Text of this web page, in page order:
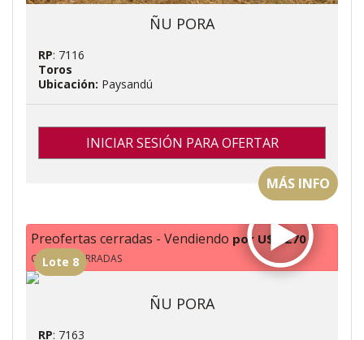
ÑU PORA
RP: 7116
Toros
Ubicación: Paysandú
INICIAR SESIÓN PARA OFERTAR
MÁS INFO
Preofertas cerradas - Vendiendo por U$S 270
OFERTAS CERRADAS
Lote 8
ÑU PORA
RP: 7163